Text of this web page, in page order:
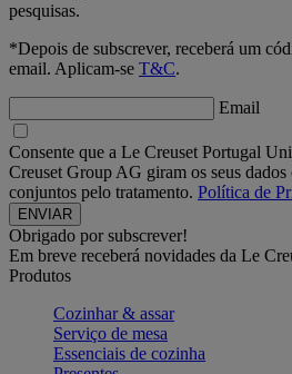
pesquisas.
*Depois de subscrever, receberá um
email. Aplicam-se T&C.
Email
Consente que a Le Creuset Portugal
Creuset Group AG giram os seus dados
conjuntos pelo tratamento. Política de
Obrigado por subscrever!
Em breve receberá novidades da Le
Produtos
Cozinhar & assar
Serviço de mesa
Essenciais de cozinha